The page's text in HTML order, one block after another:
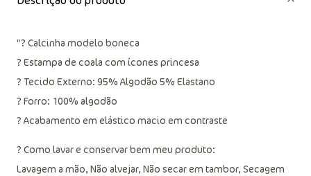
"? Calcinha modelo boneca
? Estampa de coala com ícones princesa
? Tecido Externo: 95% Algodão 5% Elastano
? Forro: 100% algodão
? Acabamento em elástico macio em contraste
? Como lavar e conservar bem meu produto:
Lavagem a mão, Não alvejar, Não secar em tambor, Secagem